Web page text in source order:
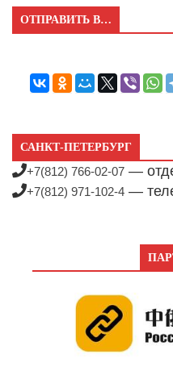
ОТПРАВИТЬ В…
САНКТ-ПЕТЕРБУРГ
+7(812) 766-02-07 —
+7(812) 971-102-4 —